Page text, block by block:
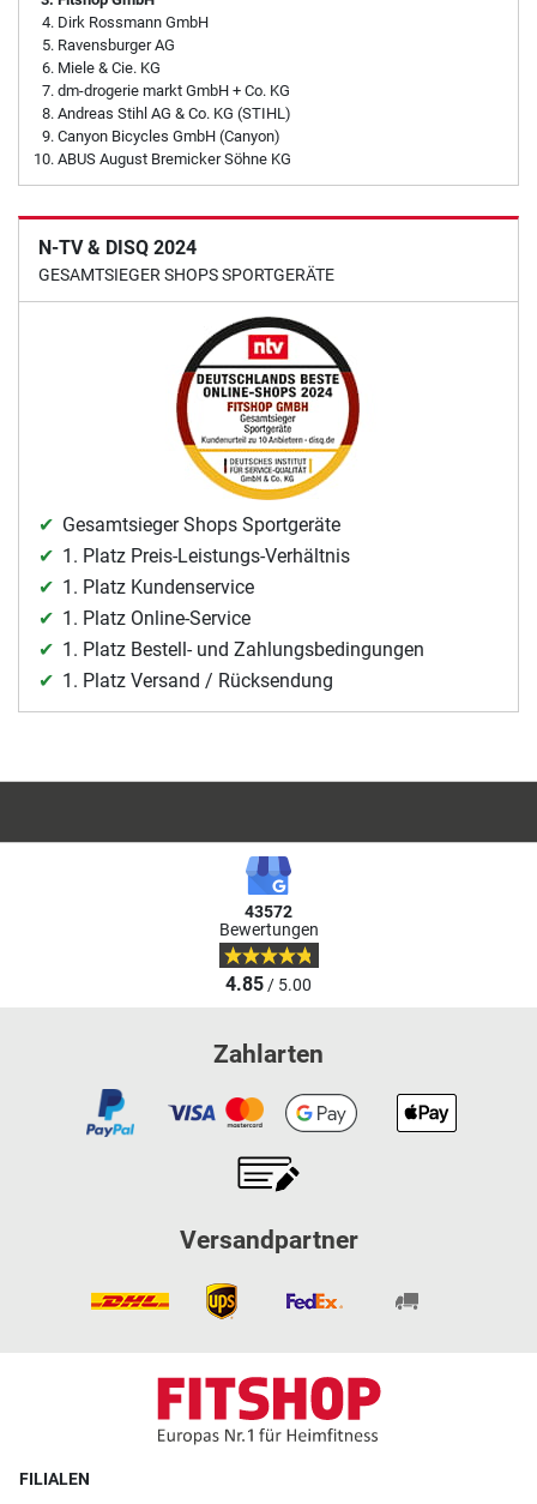
Dirk Rossmann GmbH
Ravensburger AG
Miele & Cie. KG
dm-drogerie markt GmbH + Co. KG
Andreas Stihl AG & Co. KG (STIHL)
Canyon Bicycles GmbH (Canyon)
ABUS August Bremicker Söhne KG
N-TV & DISQ 2024
GESAMTSIEGER SHOPS SPORTGERÄTE
Gesamtsieger Shops Sportgeräte
1. Platz Preis-Leistungs-Verhältnis
1. Platz Kundenservice
1. Platz Online-Service
1. Platz Bestell- und Zahlungsbedingungen
1. Platz Versand / Rücksendung
43572
Bewertungen
4.85/ 5.00
Zahlarten
Versandpartner
FILIALEN